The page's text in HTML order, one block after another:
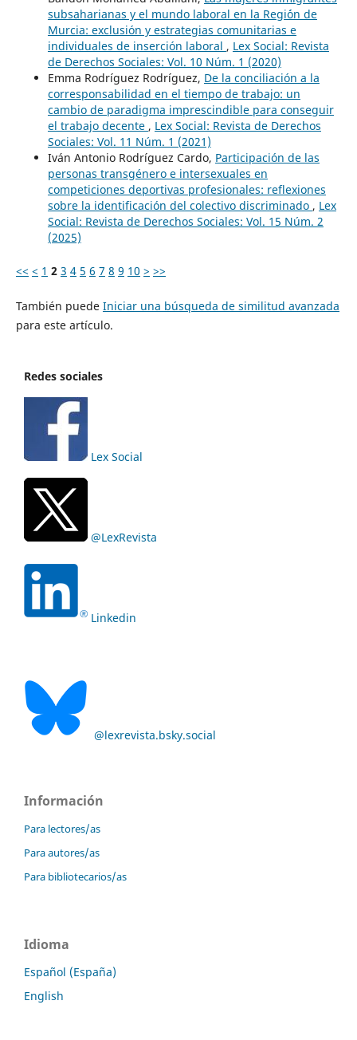
subsaharianas y el mundo laboral en la Regi´ón de
Murcia: exclusión y estrategias comunitarias e
individuales de inserción laboral , Lex Social: Revista
de Derechos Sociales: Vol. 10 Núm. 1 (2020)
Emma Rodríguez Rodríguez, De la conciliación a la
corresponsabilidad en el tiempo de trabajo: un
cambio de paradigma imprescindible para conseguir
el trabajo decente , Lex Social: Revista de Derechos
Sociales: Vol. 11 Núm. 1 (2021)
Iván Antonio Rodríguez Cardo, Participación de las
personas transgénero e intersexuales en
competiciones deportivas profesionales: reflexiones
sobre la identificación del colectivo discriminado , Lex
Social: Revista de Derechos Sociales: Vol. 15 Núm. 2
(2025)
<< < 1 2 3 4 5 6 7 8 9 10 > >>
También puede Iniciar una búsqueda de similitud avanzada
para este artículo.
Redes sociales
Lex Social
@LexRevista
Linkedin
@lexrevista.bsky.social
Información
Para lectores/as
Para autores/as
Para bibliotecarios/as
Idioma
Español (España)
English